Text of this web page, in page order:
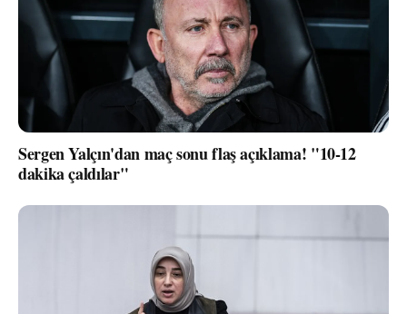
Sergen Yalçın'dan maç sonu flaş açıklama! "10-12
dakika çaldılar"